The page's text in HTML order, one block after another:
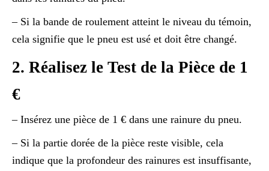
– Si la bande de roulement atteint le niveau du témoin,
cela signifie que le pneu est usé et doit être changé.
2. Réalisez le Test de la Pièce de 1
€
– Insérez une pièce de 1 € dans une rainure du pneu.
– Si la partie dorée de la pièce reste visible, cela
indique que la profondeur des rainures est insuffisante,